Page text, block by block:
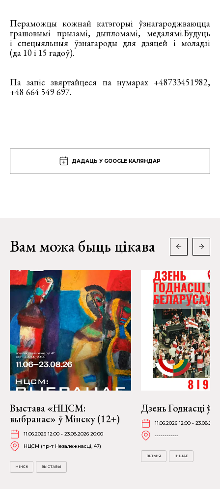
Пераможцы кожнай катэгорыі ўзнагароджваюцца
грашовымі прызамі, дыпломамі, медалямі.Будуць
і спецыяльныя ўзнагароды для дзяцей і моладзі
(да 10 і 15 гадоў).
Па запіс звяртайцеся па нумарах +48733451982,
+48 664 549 697.
ДАДАЦЬ У GOOGLE КАЛЯНДАР
Вам можа быць цікава
Выстава «НЦСМ:
выбранае» ў Мінску (12+)
11.06.2026 12:00 - 23.08.2026 20:00
НЦСМ (пр-т Незалежнасці, 47)
МІНСК ВЫСТАВЫ
Дзень Годнасці ў
11.06.2026 12:00 -
------------
ВІЛЬНЯ ІНШАЕ